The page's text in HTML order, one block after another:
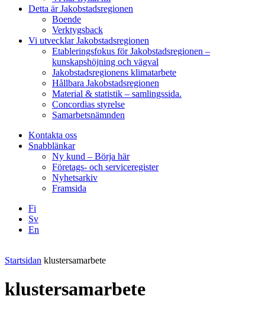
Detta är Jakobstadsregionen
Boende
Verktygsback
Vi utvecklar Jakobstadsregionen
Etableringsfokus för Jakobstadsregionen –
kunskapshöjning och vägval
Jakobstadsregionens klimatarbete
Hållbara Jakobstadsregionen
Material & statistik – samlingssida.
Concordias styrelse
Samarbetsnämnden
Kontakta oss
Snabblänkar
Ny kund – Börja här
Företags- och serviceregister
Nyhetsarkiv
Framsida
Fi
Sv
En
Startsidan klustersamarbete
klustersamarbete